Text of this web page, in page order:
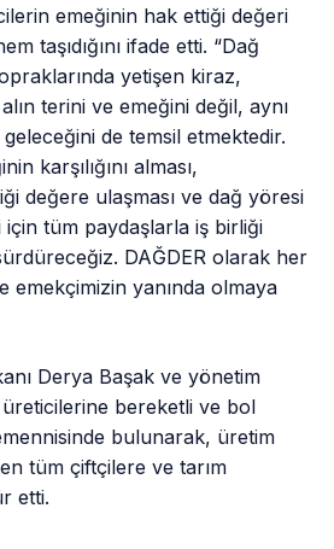
emeğinin hak ettiği değeri
taşıdığını ifade etti. “Dağ
yetişen kiraz,
terini ve emeğini değil, aynı
de temsil etmektedir.
karşılığını alması,
değere ulaşması ve dağ yöresi
için tüm paydaşlarla iş birliği
DAĞDER olarak her
emekçimizin yanında olmaya
Derya Başak ve yönetim
bereketli ve bol
bulunarak, üretim
tüm çiftçilere ve tarım
etti.